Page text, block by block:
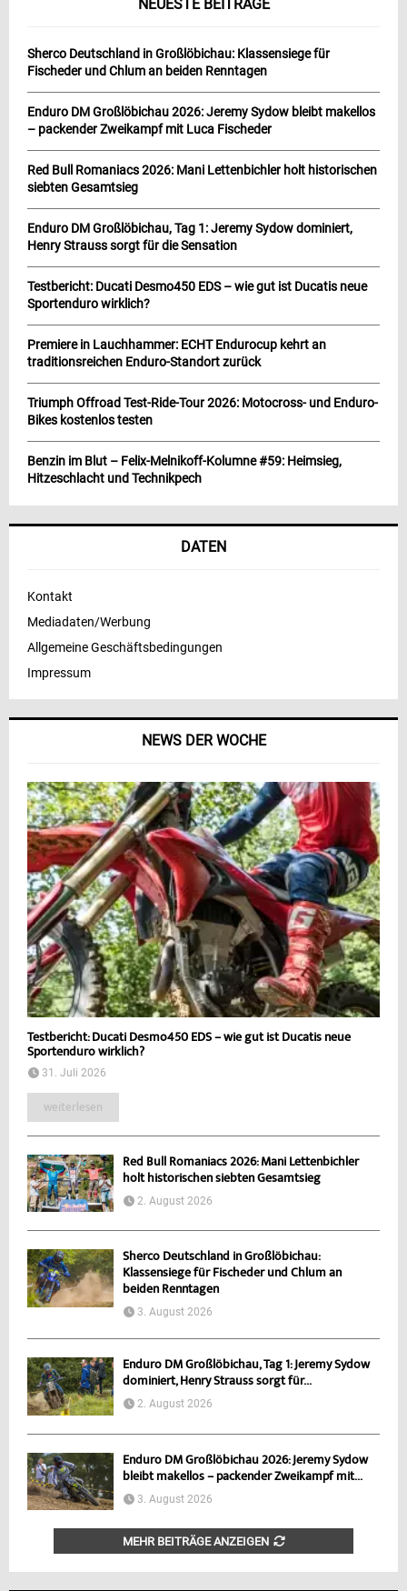
NEWS DER WOCHE
Testbericht: Ducati Desmo450 EDS – wie gut ist Ducatis neue
Sportenduro wirklich?
31. Juli 2026
weiterlesen
Red Bull Romaniacs 2026: Mani Lettenbichler
holt historischen siebten Gesamtsieg
2. August 2026
Sherco Deutschland in Großlöbichau:
Klassensiege für Fischeder und Chlum an
beiden Renntagen
3. August 2026
Enduro DM Großlöbichau, Tag 1: Jeremy Sydow
dominiert, Henry Strauss sorgt für...
2. August 2026
Enduro DM Großlöbichau 2026: Jeremy Sydow
bleibt makellos – packender Zweikampf mit...
3. August 2026
MEHR BEITRÄGE ANZEIGEN
NEUESTE BEITRÄGE
Sherco Deutschland in Großlöbichau: Klassensiege für
Fischeder und Chlum an beiden Renntagen
Enduro DM Großlöbichau 2026: Jeremy Sydow bleibt makellos
– packender Zweikampf mit Luca Fischeder
Red Bull Romaniacs 2026: Mani Lettenbichler holt historischen
siebten Gesamtsieg
Enduro DM Großlöbichau, Tag 1: Jeremy Sydow dominiert,
Henry Strauss sorgt für die Sensation
Testbericht: Ducati Desmo450 EDS – wie gut ist Ducatis neue
Sportenduro wirklich?
Premiere in Lauchhammer: ECHT Endurocup kehrt an
traditionsreichen Enduro-Standort zurück
Triumph Offroad Test-Ride-Tour 2026: Motocross- und Enduro-
Bikes kostenlos testen
Benzin im Blut – Felix-Melnikoff-Kolumne #59: Heimsieg,
Hitzeschlacht und Technikpech
DATEN
Kontakt
Mediadaten/Werbung
Allgemeine Geschäftsbedingungen
Impressum